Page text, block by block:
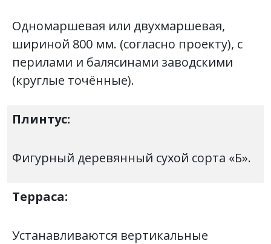
Одномаршевая или двухмаршевая,
шириной 800 мм. (согласно проекту), с
перилами и балясинами заводскими
(круглые точённые).
Плинтус:
Фигурный деревянный сухой сорта «Б».
Терраса:
Устанавливаются вертикальные